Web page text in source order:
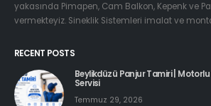
yakasında Pimapen, Cam Balkon, Kepenk ve
vermekteyiz. Sineklik Sistemleri imalat ve
RECENT POSTS
Beylikdüzü Panjur Tamiri |
Servisi
Temmuz 29, 2026